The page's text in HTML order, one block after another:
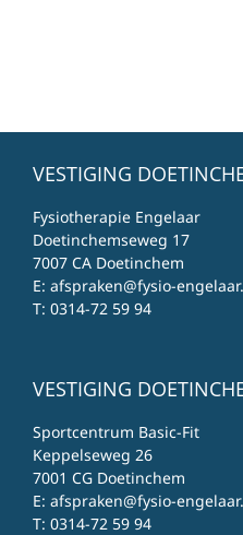
VESTIGING
Fysiotherapie Engelaar
Doetinchemseweg 17
7007 CA Doetinchem
E: afspraken@fysio-
T: 0314-72 59 94
VESTIGING
Sportcentrum Basic-Fit
Keppelseweg 26
7001 CG Doetinchem
E: afspraken@fysio-
T: 0314-72 59 94